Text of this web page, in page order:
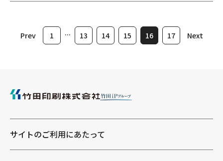
Prev 1 ... 13 14 15 16 17 Next
サイトのご利用にあたって